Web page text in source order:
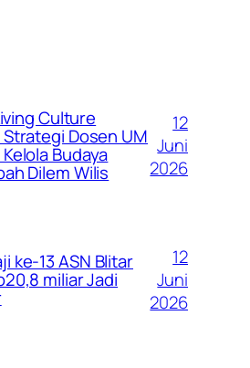
Culture
Dosen UM
Budaya
Dilem Wilis
12
Juni
2026
ke-13 ASN Blitar
miliar Jadi
12
Juni
2026